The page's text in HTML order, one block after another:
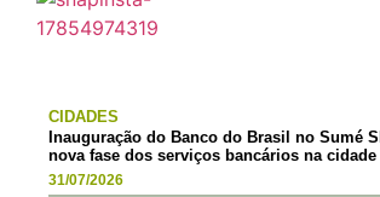
CIDADES
Inauguração do Banco do Brasil no Sumé
nova fase dos serviços bancários na cidade
31/07/2026